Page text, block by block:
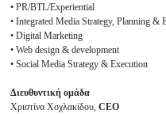
• PR/BTL/Experiential
• Integrated Media Strategy, Planning &
• Digital Marketing
• Web design & development
• Social Media Strategy & Execution
Διευθυντική ομάδα
Χριστίνα Χοχλακίδου,CEO